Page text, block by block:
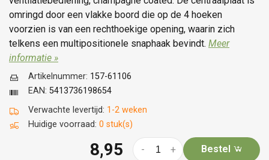
omringd door een vlakke boord die op de 4 hoeken
voorzien is van een rechthoekige opening, waarin zich
telkens een multipositionele snaphaak bevindt. Meer
informatie »
Verwachte levertijd: 1-2 weken
Huidige voorraad: 0 stuk(s)
Artikelnummer: 157-61106
EAN: 5413736198654
8,95 +
- Bestel